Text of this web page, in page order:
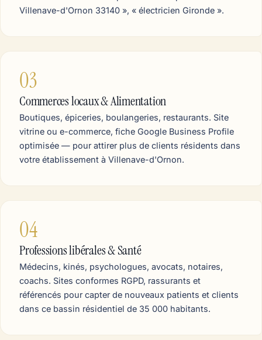
Villenave-d'Ornon 33140 », « électricien Gironde ».
03
Commerces locaux & Alimentation
Boutiques, épiceries, boulangeries, restaurants. Site
vitrine ou e-commerce, fiche Google Business Profile
optimisée — pour attirer plus de clients résidents dans
votre établissement à Villenave-d'Ornon.
04
Professions libérales & Santé
Médecins, kinés, psychologues, avocats, notaires,
coachs. Sites conformes RGPD, rassurants et
référencés pour capter de nouveaux patients et clients
dans ce bassin résidentiel de 35 000 habitants.